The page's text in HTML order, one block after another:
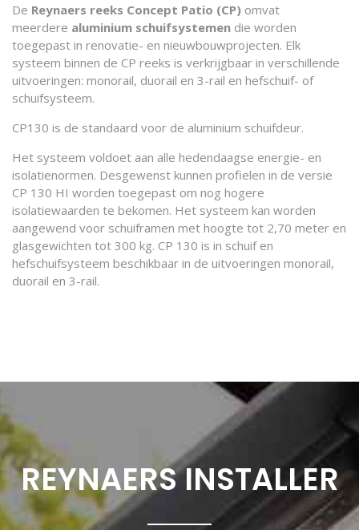
De Reynaers reeks Concept Patio (CP) omvat
meerdere aluminium schuifsystemen die worden
toegepast in renovatie- en nieuwbouwprojecten. Elk
systeem binnen de CP reeks is verkrijgbaar in verschillende
uitvoeringen: monorail, duorail en 3-rail en hefschuif- of
schuifsysteem.
CP130 is de standaard voor de aluminium schuifdeur.
Het systeem voldoet aan alle hedendaagse energie- en
isolatienormen. Desgewenst kunnen profielen in de versie
CP 130 HI worden toegepast om nog hogere
isolatiewaarden te bekomen. Het systeem kan worden
aangewend voor schuiframen met hoogte tot 2,70 meter en
glasgewichten tot 300 kg. CP 130 is in schuif en
hefschuifsysteem beschikbaar in de uitvoeringen monorail,
duorail en 3-rail.
REYNAERS INSTALLER